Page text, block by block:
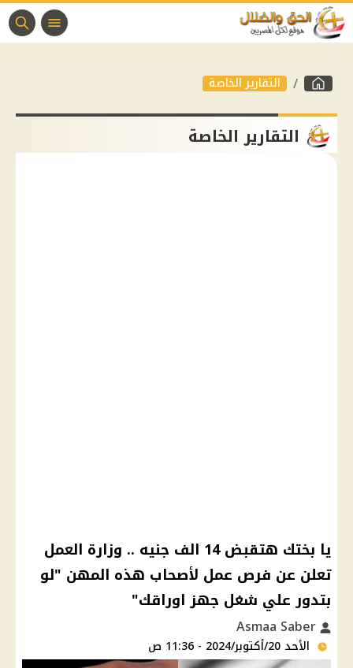
التقارير الخاصة
التقارير الخاصة
يا بختك هتقبض 14 الف جنيه .. وزارة العمل
تعلن عن فرص عمل لأصحاب هذه المهن "لو
بتدور علي شغل جهز اوراقك"
الأحد 20/أكتوبر/2024 - 11:36 ص